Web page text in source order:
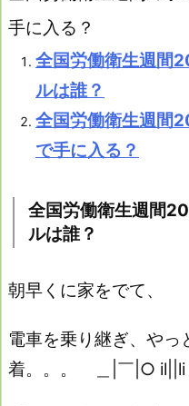
手に入る？
全国労働衛生週間
ルは誰？
全国労働衛生週間
で手に入る？
全国労働衛生週間
ルは誰？
朝早くに家をでて、
電車を乗り継ぎ、やっ
着。。。 ＿|￣|○ il||li